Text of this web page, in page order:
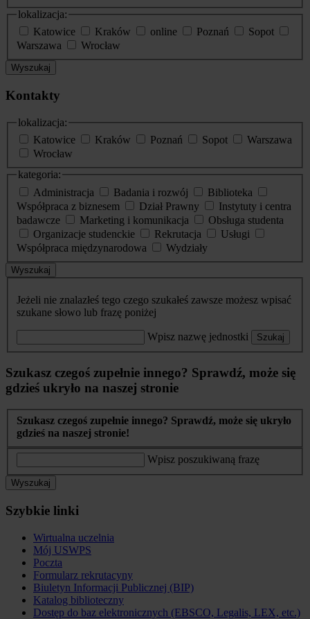
lokalizacja:
Katowice
Kraków online Poznań
Sopot
Warszawa
Wrocław
Wyszukaj
Kontakty
lokalizacja:
Katowice
Kraków Poznań Sopot
Warszawa
Wrocław
kategoria:
Administracja
Badania i rozwój
Biblioteka
Współpraca z biznesem
Dział Prawny
Instytuty i centra
badawcze
Marketing i komunikacja
Obsługa studenta
Organizacje studenckie
Rekrutacja
Usługi
Współpraca międzynarodowa
Wydziały
Wyszukaj
Jeżeli nie znalazłeś tego czego szukałeś zawsze możesz wpisać
szukane słowo lub frazę poniżej
Wpisz nazwę jednostki Szukaj
Szukasz czegoś zupełnie innego? Sprawdź, może się
gdzieś ukryło na naszej stronie
Szukasz czegoś zupełnie innego? Sprawdź, może się ukryło
gdzieś na naszej stronie!
Wpisz poszukiwaną frazę
Wyszukaj
Szybkie linki
Wirtualna uczelnia
Mój USWPS
Poczta
Formularz rekrutacyny
Biuletyn Informacji Publicznej (BIP)
Katalog biblioteczny
Dostęp do baz elektronicznych (EBSCO, Legalis, LEX, etc.)